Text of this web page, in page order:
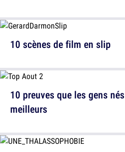
10 preuves que les gens
meilleurs
10 scènes de film en slip